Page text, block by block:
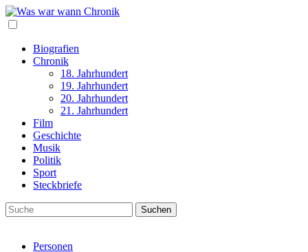
Biografien
Chronik
18. Jahrhundert
19. Jahrhundert
20. Jahrhundert
21. Jahrhundert
Film
Geschichte
Musik
Politik
Sport
Steckbriefe
Personen